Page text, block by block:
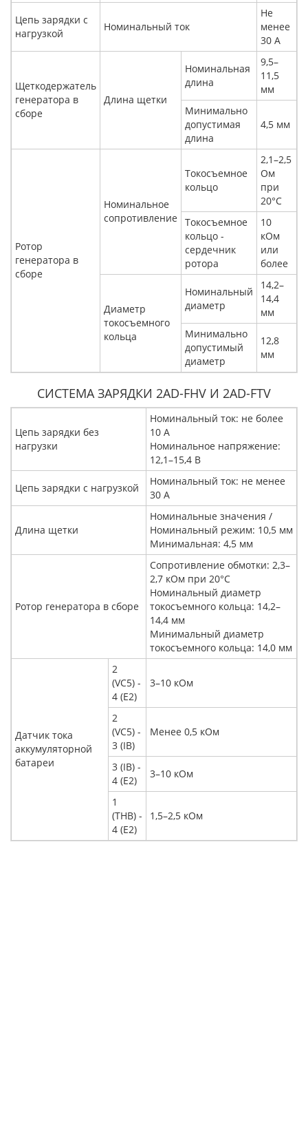
Цепь зарядки с
нагрузкой
Номинальный ток
Не
менее
30 А
Щеткодержатель
генератора в
сборе
Длина щетки
Номинальная
длина
9,5–
11,5
мм
Минимально
допустимая
длина
4,5 мм
Ротор
генератора в
сборе
Номинальное
сопротивление
Токосъемное
кольцо
2,1–2,5
Ом
при
20°C
Токосъемное
кольцо -
сердечник
ротора
10
кОм
или
более
Диаметр
токосъемного
кольца
Номинальный
диаметр
14,2–
14,4
мм
Минимально
допустимый
диаметр
12,8
мм
СИСТЕМА ЗАРЯДКИ 2AD-FHV И 2AD-FTV
Цепь зарядки без
нагрузки
Номинальный ток: не более
10 А
Номинальное напряжение:
12,1–15,4 В
Цепь зарядки с нагрузкой
Номинальный ток: не менее
30 А
Длина щетки
Номинальные значения /
Номинальный режим: 10,5 мм
Минимальная: 4,5 мм
Ротор генератора в сборе
Сопротивление обмотки: 2,3–
2,7 кОм при 20°C
Номинальный диаметр
токосъемного кольца: 14,2–
14,4 мм
Минимальный диаметр
токосъемного кольца: 14,0 мм
Датчик тока
аккумуляторной
батареи
2
(VC5) -
4 (E2)
3–10 кОм
2
(VC5) -
3 (IB)
Менее 0,5 кОм
3 (IB) -
4 (E2)
3–10 кОм
1
(THB) -
4 (E2)
1,5–2,5 кОм